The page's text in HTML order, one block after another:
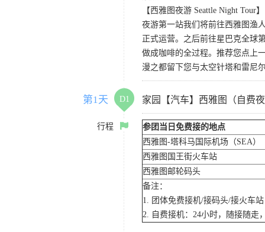
【西雅图夜游 Seattle Night Tour】
夜游第一站我们将前往西雅图渔
正式运营。之后前往星巴克全球
做成咖啡的全过程。推荐您点上
漫之都留下您与太空针塔和雷尼
第1天 D1 家园【汽车】西雅图（自费
行程
参团当日免费接的地点
西雅图-塔科马国际机场（SEA）
西雅图国王街火车站
西雅图邮轮码头
备注：
1. 团体免费接机/接码头/接火车
2. 自费接机：24小时，随接随走